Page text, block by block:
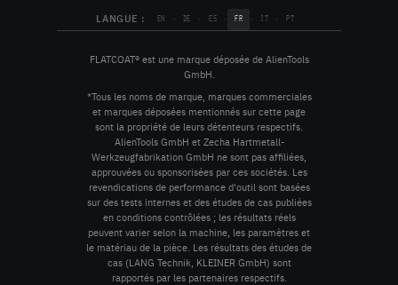
LANGUE : EN · DE · ES · FR · IT · PT
FLATCOAT® est une marque déposée de AlienTools
GmbH.
*Tous les noms de marque, marques commerciales
et marques déposées mentionnés sur cette page
sont la propriété de leurs détenteurs respectifs.
AlienTools GmbH et Zecha Hartmetall-
Werkzeugfabrikation GmbH ne sont pas affiliées,
approuvées ou sponsorisées par ces sociétés. Les
revendications de performance d'outil sont basées
sur des tests internes et des études de cas publiées
en conditions contrôlées ; les résultats réels
peuvent varier selon la machine, les paramètres et
le matériau de la pièce. Les résultats des études de
cas (LANG Technik, KLEINER GmbH) sont
rapportés par les partenaires respectifs.